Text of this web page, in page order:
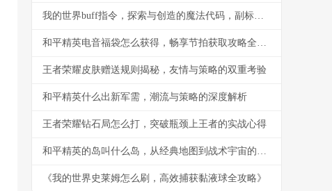
我的世界buff指令，探索与创造的魔法代码，副标题，资深玩家的指令进阶指南
和平精英电音福袋怎么获得，畅享节拍获取攻略全解析
王者荣耀皮肤赠送规则揭秘，友情与策略的双重考验
和平精英什么出新军需，潮流与策略的深度解析
王者荣耀钻石局怎么打，突破瓶颈上王者的实战心得
和平精英的岛叫什么岛，从经典地图到战术宇宙的副标题
《我的世界史莱姆怎么刷，高效捕获黏液球全攻略》